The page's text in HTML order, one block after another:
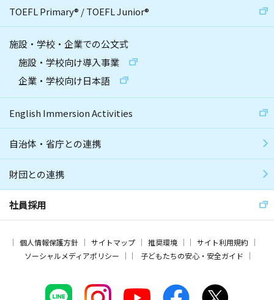
TOEFL Primary® /TOEFL Junior®
施設・学校・企業での公文式
施設・学校向け導入事業
企業・学校向け日本語
English Immersion Activities
自治体・省庁との連携
財団との連携
社員採用
個人情報保護方針 サイトマップ 推奨環境
サイト利用規約
ソーシャルメディアポリシー
子どもたちの安心・安全ガイド